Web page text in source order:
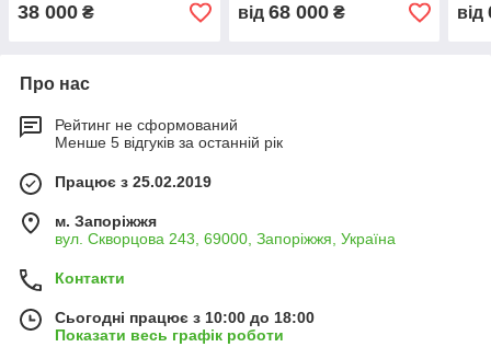
38 000 ₴ від 68 000₴ від
Про нас
Рейтинг не сформований
Менше 5 відгуків за останній рік
Працює з 25.02.2019
м. Запоріжжя
вул. Скворцова 243, 69000, Запоріжжя, Україна
Контакти
Сьогодні працює з 10:00 до 18:00
Показати весь графік роботи